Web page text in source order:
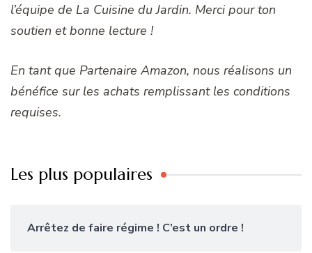
l’équipe de La Cuisine du Jardin. Merci pour ton
soutien et bonne lecture !
En tant que Partenaire Amazon, nous réalisons un
bénéfice sur les achats remplissant les conditions
requises.
Les plus populaires
Arrêtez de faire régime ! C’est un ordre !